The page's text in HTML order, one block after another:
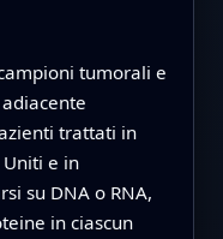
tumorali e
trattati in
e in
su DNA o RNA,
in ciascun